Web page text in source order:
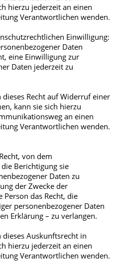
hierzu jederzeit an einen
Verantwortlichen wenden.
Einwilligung:
Daten
eine Einwilligung zur
Daten jederzeit zu
Recht auf Widerruf einer
kann sie sich hierzu
an einen
Verantwortlichen wenden.
von dem
Berichtigung sie
Daten zu
der Zwecke der
das Recht, die
personenbezogener Daten
Erklärung – zu verlangen.
Auskunftsrecht in
hierzu jederzeit an einen
Verantwortlichen wenden.